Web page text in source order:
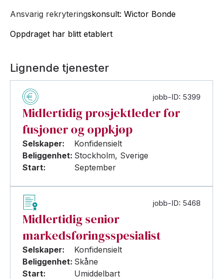
Ansvarig rekryteringskonsult: Wictor Bonde
Oppdraget har blitt etablert
Lignende tjenester
jobb-ID: 5399
Midlertidig prosjektleder for
fusjoner og oppkjøp
Selskaper:
Konfidensielt
Beliggenhet: Stockholm, Sverige
Start:
September
jobb-ID: 5468
Midlertidig senior
markedsføringsspesialist
Selskaper:
Konfidensielt
Beliggenhet: Skåne
Start:
Umiddelbart